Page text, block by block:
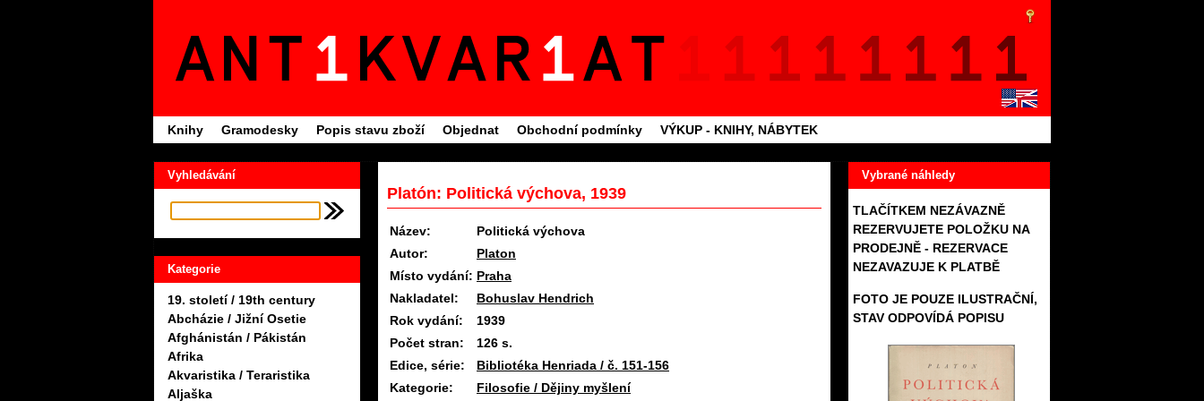
Knihy Gramodesky Popis stavu zboží Objednat Obchodní podmínky VÝKUP - KNIHY, NÁBYTEK
Vyhledávání
Kategorie
19. století / 19th century
Abcházie / Jižní Osetie
Afghánistán / Pákistán
Afrika
Akvaristika / Teraristika
Aljaška
Vybrané náhledy
TLAČÍTKEM NEZÁVAZNĚ
REZERVUJETE POLOŽKU NA
PRODEJNĚ - REZERVACE
NEZAVAZUJE K PLATBĚ
FOTO JE POUZE ILUSTRAČNÍ,
STAV ODPOVÍDÁ POPISU
Platón: Politická výchova, 1939
Název:
Politická výchova
Autor:
Platon
Místo vydání: Praha
Nakladatel:
Bohuslav Hendrich
Rok vydání:
1939
Počet stran:
126 s.
Edice, série:
Bibliotéka Henriada / č. 151-156
Kategorie:
Filosofie / Dějiny myšlení